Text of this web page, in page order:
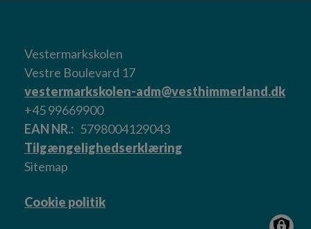
Vestermarkskolen
Vestre Boulevard 17
vestermarkskolen-adm@vesthimmerland.dk
+45 99669900
EAN NR.
5798004129043
Tilgængelighedserklæring
Sitemap
Cookie politik